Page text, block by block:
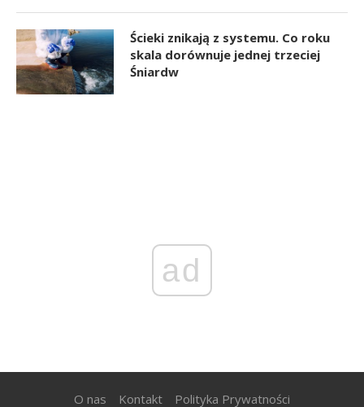
Ścieki znikają z systemu. Co roku
skala dorównuje jednej trzeciej
Śniardw
ad
O nas Kontakt Polityka Prywatności